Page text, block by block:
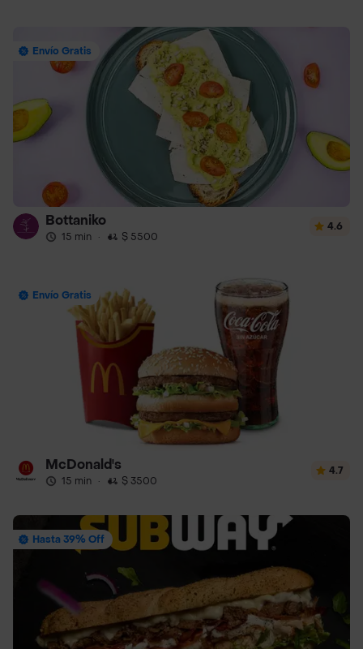
Envío Gratis
Bottaniko
15 min · $ 5500
4.6
Envío Gratis
McDonald's
15 min · $ 3500
4.7
Hasta 39% Off